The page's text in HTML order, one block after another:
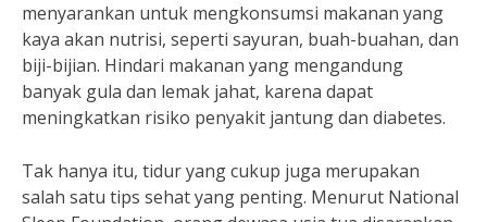
menyarankan untuk mengkonsumsi makanan yang
kaya akan nutrisi, seperti sayuran, buah-buahan, dan
biji-bijian. Hindari makanan yang mengandung
banyak gula dan lemak jahat, karena dapat
meningkatkan risiko penyakit jantung dan diabetes.
Tak hanya itu, tidur yang cukup juga merupakan
salah satu tips sehat yang penting. Menurut National